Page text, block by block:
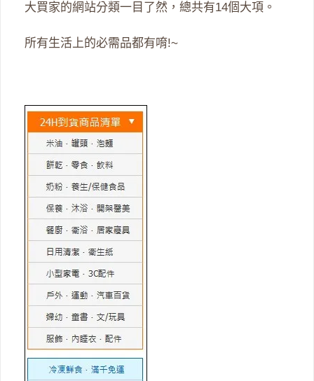
大買家的網站分類一目了然，總共有14個大項。
所有生活上的必需品都有唷!~